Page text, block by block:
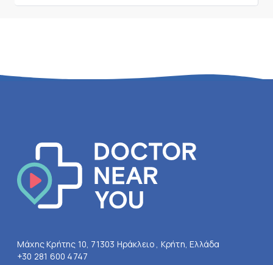
Μάχης Κρήτης 10, 71303 Ηράκλειο , Κρήτη, Ελλάδα
+30 281 600 4747